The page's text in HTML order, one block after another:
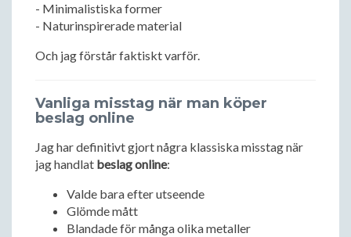
- Minimalistiska former
- Naturinspirerade material
Och jag förstår faktiskt varför.
Vanliga misstag när man köper
beslag online
Jag har definitivt gjort några klassiska misstag när
jag handlat beslag online:
Valde bara efter utseende
Glömde mått
Blandade för många olika metaller